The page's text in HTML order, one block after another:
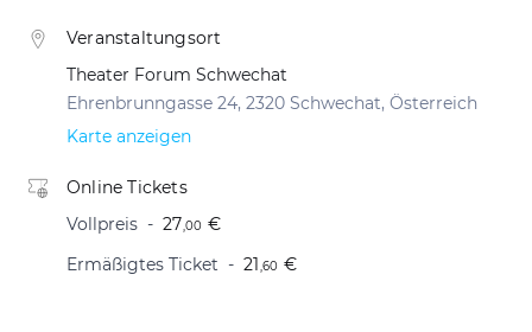
Veranstaltungsort
Theater Forum Schwechat
Ehrenbrunngasse 24, 2320 Schwechat, Österreich
Karte anzeigen
Online Tickets
Vollpreis
27,00 €
Ermäßigtes Ticket
21,60 €